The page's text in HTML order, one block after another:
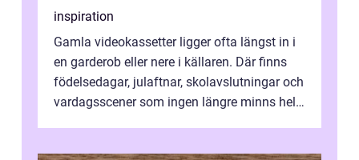
inspiration
Gamla videokassetter ligger ofta längst in i
en garderob eller nere i källaren. Där finns
födelsedagar, julaftnar, skolavslutningar och
vardagsscener som ingen längre minns helt.